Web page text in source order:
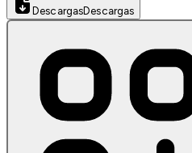
DescargasDescargas